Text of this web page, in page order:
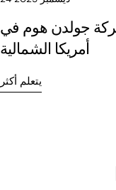
جولدن هوم في
أمريكا الشمالية
يتعلم أكثر